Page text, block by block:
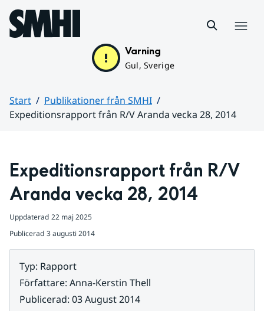
Hoppa till sidans innehåll
Varning
Gul, Sverige
Start
Publikationer från SMHI
Expeditionsrapport från R/V Aranda vecka 28, 2014
Expeditionsrapport från R/V
Aranda vecka 28, 2014
Uppdaterad 22 maj 2025
Publicerad 3 augusti 2014
Typ: Rapport
Författare: Anna-Kerstin Thell
Publicerad: 03 August 2014